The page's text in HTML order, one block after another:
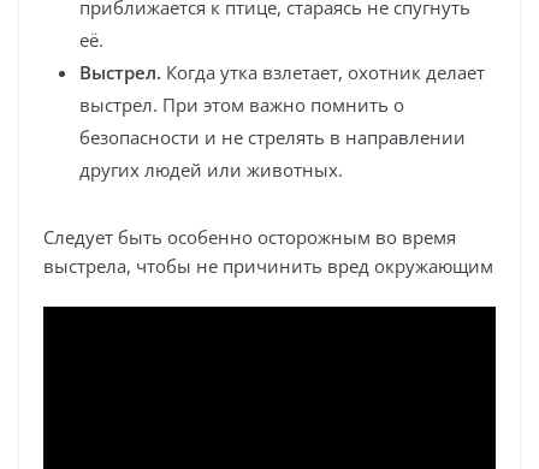
приближается к птице, стараясь не спугнуть
её.
Выстрел. Когда утка взлетает, охотник делает
выстрел. При этом важно помнить о
безопасности и не стрелять в направлении
других людей или животных.
Следует быть особенно осторожным во время
выстрела, чтобы не причинить вред окружающим